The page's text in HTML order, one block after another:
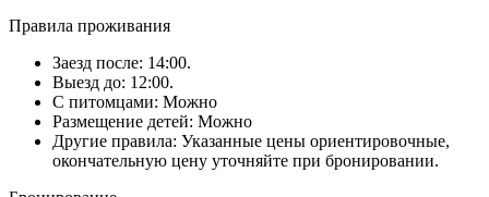
Правила проживания
Заезд после: 14:00.
Выезд до: 12:00.
С питомцами: Можно
Размещение детей: Можно
Другие правила: Указанные цены ориентировочные,
окончательную цену уточняйте при бронировании.